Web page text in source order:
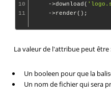
10
11
    ->download(
La valeur de l'attribue peut être
Un booleen pour que la
Un nom de fichier qui sera